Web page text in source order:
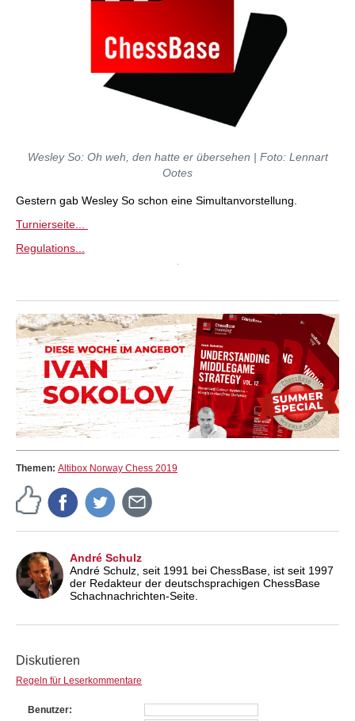
Wesley So: Oh weh, den hatte er übersehen | Foto: Lennart
Ootes
Gestern gab Wesley So schon eine Simultanvorstellung.
Turnierseite...
Regulations...
Themen: Altibox Norway Chess 2019
André Schulz
André Schulz, seit 1991 bei ChessBase, ist seit 1997
der Redakteur der deutschsprachigen ChessBase
Schachnachrichten-Seite.
Diskutieren
Regeln für Leserkommentare
Benutzer